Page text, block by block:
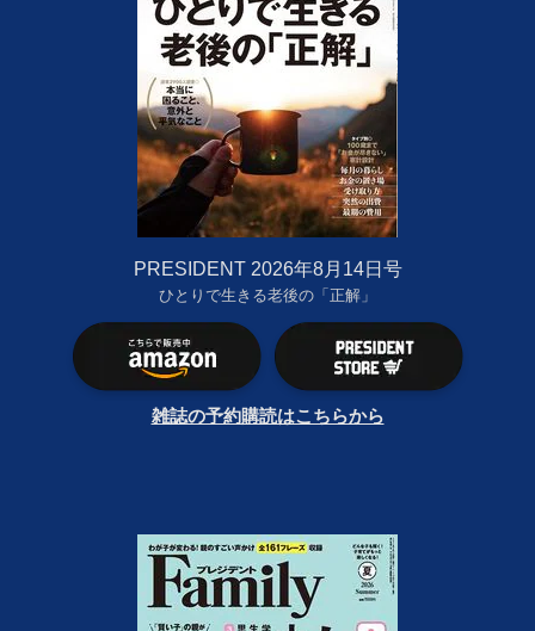
PRESIDENT 2026年8月14日号
ひとりで生きる老後の「正解」
雑誌の予約購読はこちらから